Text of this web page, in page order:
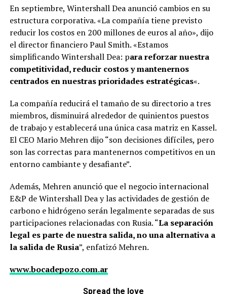
En septiembre, Wintershall Dea anunció cambios en su
estructura corporativa. «La compañía tiene previsto
reducir los costos en 200 millones de euros al año», dijo
el director financiero Paul Smith. «Estamos
simplificando Wintershall Dea: para reforzar nuestra
competitividad, reducir costos y mantenernos
centrados en nuestras prioridades estratégicas«.
La compañía reducirá el tamaño de su directorio a tres
miembros, disminuirá alrededor de quinientos puestos
de trabajo y establecerá una única casa matriz en Kassel.
El CEO Mario Mehren dijo “son decisiones difíciles, pero
son las correctas para mantenernos competitivos en un
entorno cambiante y desafiante”.
Además, Mehren anunció que el negocio internacional
E&P de Wintershall Dea y las actividades de gestión de
carbono e hidrógeno serán legalmente separadas de sus
participaciones relacionadas con Rusia. “La separación
legal es parte de nuestra salida, no una alternativa a
la salida de Rusia”, enfatizó Mehren.
www.bocadepozo.com.ar
Spread the love